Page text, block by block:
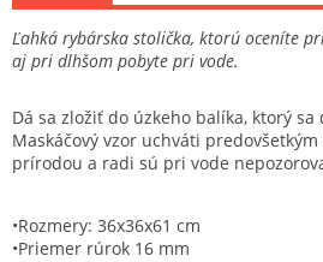
Ľahká rybárska stolička, ktorú oceníte
aj pri dlhšom pobyte pri vode.
Dá sa zložiť do úzkeho balíka, ktorý
Maskáčový vzor uchváti
prírodou a radi sú pri vode
•Rozmery: 36x36x61 cm
•Priemer rúrok 16 mm